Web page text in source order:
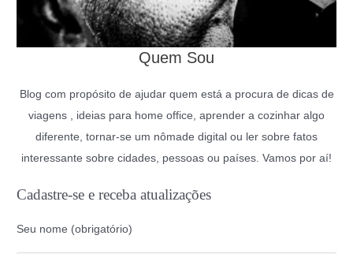
Quem Sou
Blog com propósito de ajudar quem está a procura de dicas de
viagens , ideias para home office, aprender a cozinhar algo
diferente, tornar-se um nômade digital ou ler sobre fatos
interessante sobre cidades, pessoas ou países. Vamos por aí!
Cadastre-se e receba atualizações
Seu nome (obrigatório)